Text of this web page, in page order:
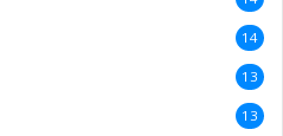
14
13
13